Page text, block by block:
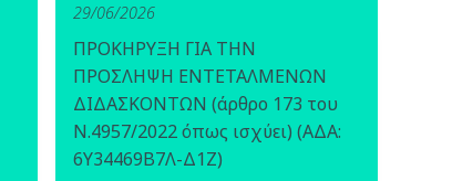
29/06/2026
ΠΡΟΚΗΡΥΞΗ ΓΙΑ ΤΗΝ
ΠΡΟΣΛΗΨΗ ΕΝΤΕΤΑΛΜΕΝΩΝ
ΔΙΔΑΣΚΟΝΤΩΝ (άρθρο 173 του
Ν.4957/2022 όπως ισχύει) (ΑΔΑ:
6Υ34469Β7Λ-Δ1Ζ)